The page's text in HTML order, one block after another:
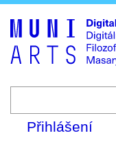
Přihlášení